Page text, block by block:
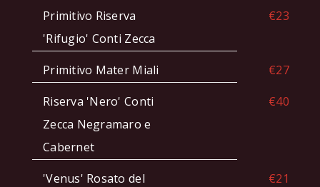
Primitivo Riserva
'Rifugio' Conti Zecca
€23
Primitivo Mater Miali
€27
Riserva 'Nero' Conti
Zecca Negramaro e
Cabernet
€40
'Venus' Rosato del
€21